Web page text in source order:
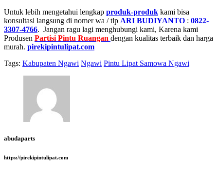
Untuk lebih mengetahui lengkap produk-produk kami bisa
konsultasi langsung di nomer wa / tlp ARI BUDIYANTO : 0822-
3307-4766. Jangan ragu lagi menghubungi kami, Karena kami
Produsen Partisi Pintu Ruangan dengan kualitas terbaik dan harga
murah. pirekipintulipat.com
Tags: Kabupaten Ngawi Ngawi Pintu Lipat Samowa Ngawi
abudaparts
https://pirekipintulipat.com